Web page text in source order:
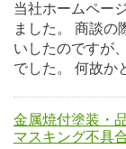
当社ホームペー
ました。 商談の
いしたのですが
でした。 何故
金属焼付塗装・
マスキング不具